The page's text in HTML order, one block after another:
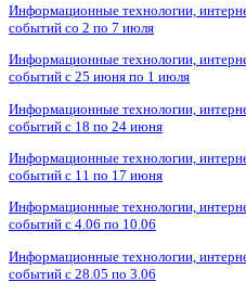
Информационные технологии,
событий со 2 по 7 июля
Информационные технологии,
событий с 25 июня по 1 июля
Информационные технологии,
событий с 18 по 24 июня
Информационные технологии,
событий с 11 по 17 июня
Информационные технологии,
событий с 4.06 по 10.06
Информационные технологии,
событий с 28.05 по 3.06